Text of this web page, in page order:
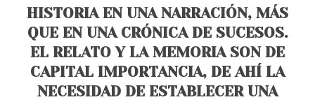
HISTORIA EN UNA NARRACIÓN, MÁS
QUE EN UNA CRÓNICA DE SUCESOS.
EL RELATO Y LA MEMORIA SON DE
CAPITAL IMPORTANCIA, DE AHÍ LA
NECESIDAD DE ESTABLECER UNA